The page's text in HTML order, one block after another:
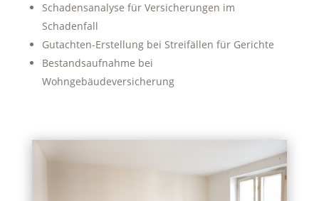
Schadensanalyse für Versicherungen im
Schadenfall
Gutachten-Erstellung bei Streifällen für Gerichte
Bestandsaufnahme bei
Wohngebäudeversicherung